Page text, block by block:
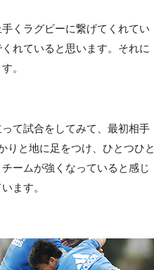
くラグビーに繋げてくれてい
れていると思います。それに
。
て試合をしてみて、最初相手
りと地に足をつけ、ひとつひと
ームが強くなっていると感じ
ます。